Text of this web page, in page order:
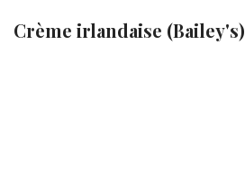
Crème irlandaise (Bailey's)